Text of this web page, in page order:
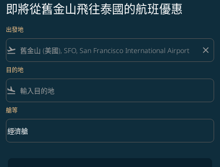
即將從舊金山飛往泰國的航班優惠
出發地
flight_takeoff close
目的地
flight_land
艙等
艙等 option 經濟艙 Selected
經濟艙
keyboard_arrow_down